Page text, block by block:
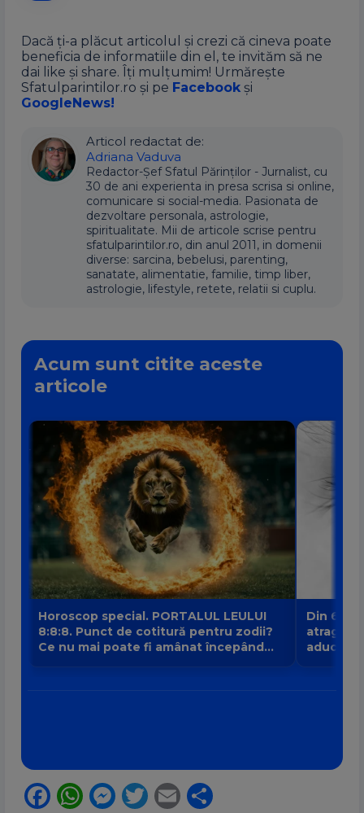
Dacă ți-a plăcut articolul și crezi că cineva poate
beneficia de informatiile din el, te invităm să ne
dai like și share. Îți mulțumim! Urmărește
Sfatulparintilor.ro și pe Facebook și
GoogleNews!
Articol redactat de:
Adriana Vaduva
Redactor-Șef Sfatul Părinților - Jurnalist, cu
30 de ani experienta in presa scrisa si online,
comunicare si social-media. Pasionata de
dezvoltare personala, astrologie,
spiritualitate. Mii de articole scrise pentru
sfatulparintilor.ro, din anul 2011, in domenii
diverse: sarcina, bebelusi, parenting,
sanatate, alimentatie, familie, timp liber,
astrologie, lifestyle, retete, relatii si cuplu.
Acum sunt citite aceste
articole
Horoscop special. PORTALUL LEULUI
8:8:8. Punct de cotitură pentru zodii?
Ce nu mai poate fi amânat începând
Din 6
atrage
aduce
Facebook
WhatsApp
Messenger
Twitter
Email